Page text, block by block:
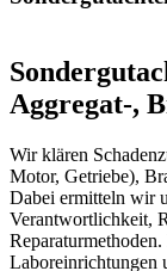
Aggregat-,
Wir klären
Motor, Getriebe),
Dabei ermitteln wir
Verantwortlichkeit,
Laboreinrichtungen